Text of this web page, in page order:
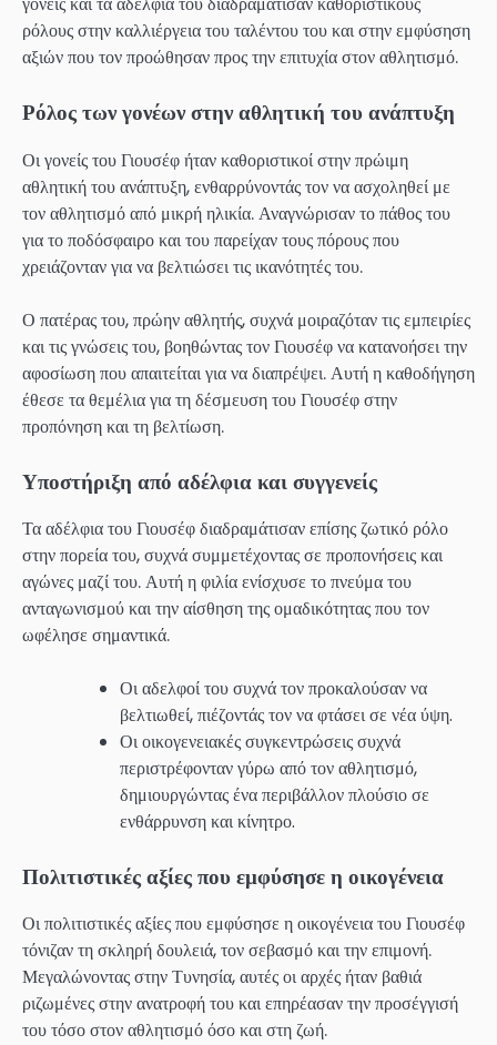
ρόλους στην καλλιέργεια του ταλέντου του και στην εμφύσηση
αξιών που τον προώθησαν προς την επιτυχία στον αθλητισμό.
Ρόλος των γονέων στην αθλητική του ανάπτυξη
Οι γονείς του Γιουσέφ ήταν καθοριστικοί στην πρώιμη
αθλητική του ανάπτυξη, ενθαρρύνοντάς τον να ασχοληθεί με
τον αθλητισμό από μικρή ηλικία. Αναγνώρισαν το πάθος του
για το ποδόσφαιρο και του παρείχαν τους πόρους που
χρειάζονταν για να βελτιώσει τις ικανότητές του.
Ο πατέρας του, πρώην αθλητής, συχνά μοιραζόταν τις εμπειρίες
και τις γνώσεις του, βοηθώντας τον Γιουσέφ να κατανοήσει την
αφοσίωση που απαιτείται για να διαπρέψει. Αυτή η καθοδήγηση
έθεσε τα θεμέλια για τη δέσμευση του Γιουσέφ στην
προπόνηση και τη βελτίωση.
Υποστήριξη από αδέλφια και συγγενείς
Τα αδέλφια του Γιουσέφ διαδραμάτισαν επίσης ζωτικό ρόλο
στην πορεία του, συχνά συμμετέχοντας σε προπονήσεις και
αγώνες μαζί του. Αυτή η φιλία ενίσχυσε το πνεύμα του
ανταγωνισμού και την αίσθηση της ομαδικότητας που τον
ωφέλησε σημαντικά.
Οι αδελφοί του συχνά τον προκαλούσαν να
βελτιωθεί, πιέζοντάς τον να φτάσει σε νέα ύψη.
Οι οικογενειακές συγκεντρώσεις συχνά
περιστρέφονταν γύρω από τον αθλητισμό,
δημιουργώντας ένα περιβάλλον πλούσιο σε
ενθάρρυνση και κίνητρο.
Πολιτιστικές αξίες που εμφύσησε η οικογένεια
Οι πολιτιστικές αξίες που εμφύσησε η οικογένεια του Γιουσέφ
τόνιζαν τη σκληρή δουλειά, τον σεβασμό και την επιμονή.
Μεγαλώνοντας στην Τυνησία, αυτές οι αρχές ήταν βαθιά
ριζωμένες στην ανατροφή του και επηρέασαν την προσέγγισή
του τόσο στον αθλητισμό όσο και στη ζωή.